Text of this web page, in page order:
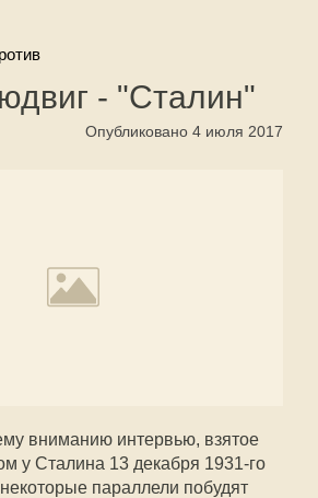
- "Сталин"
Опубликовано 4 июля 2017
вниманию интервью, взятое
у Сталина 13 декабря 1931-го
параллели побудят